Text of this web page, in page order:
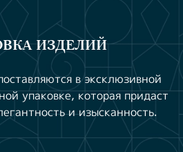
ИЗДЕЛИЙ
в эксклюзивной
упаковке, которая придаст
и изысканность.